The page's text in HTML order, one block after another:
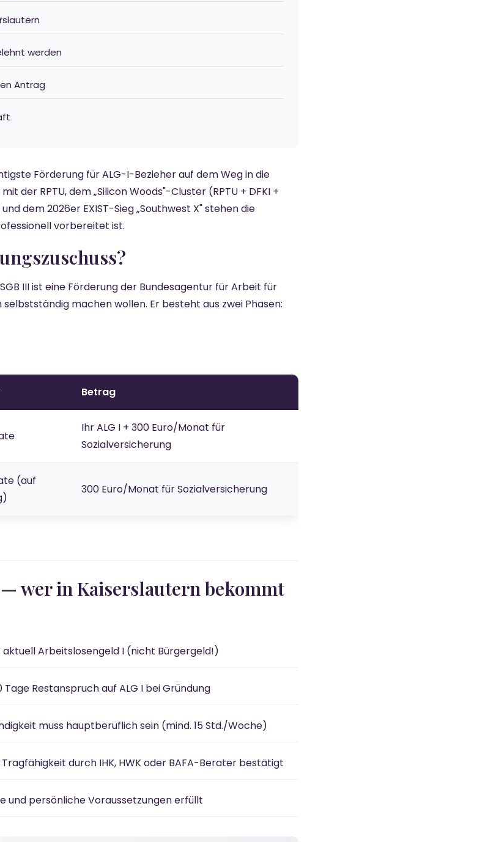
werden
Antrag
Förderung für ALG-I-Bezieher auf dem Weg in die
der RPTU, dem „Silicon Woods"-Cluster (RPTU + DFKI +
dem 2026er EXIST-Sieg „Southwest X" stehen die
vorbereitet ist.
III ist eine Förderung der Bundesagentur für Arbeit für
machen wollen. Er besteht aus zwei Phasen:
Betrag
Ihr ALG I + 300 Euro/Monat für
Sozialversicherung
(auf
300 Euro/Monat für Sozialversicherung
wer in Kaiserslautern bekommt
aktuell Arbeitslosengeld I (nicht Bürgergeld!)
Tage Restanspruch auf ALG I bei Gründung
muss hauptberuflich sein (mind. 15 Std./Woche)
Tragfähigkeit durch IHK, HWK oder BAFA-Berater bestätigt
und persönliche Voraussetzungen erfüllt